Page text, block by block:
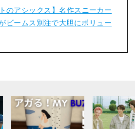
のアシックス】名作スニーカー
ビームス別注で大胆にボリュー